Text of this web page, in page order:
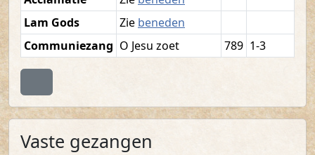
Lam Gods
Zie beneden
Communiezang O Jesu zoet 789 1-3
Vaste gezangen